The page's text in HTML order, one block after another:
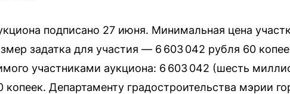
подписано 27 июня. Минимальная цена
задатка для участия — 6 603 042 рубля 60
участниками аукциона: 6 603 042 (шесть
Департаменту градостроительства мэрии